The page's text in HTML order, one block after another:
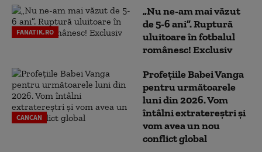
FANATIK.RO
„Nu ne-am mai văzut
de 5-6 ani”. Ruptură
uluitoare în fotbalul
românesc! Exclusiv
CANCAN
Profețiile Babei Vanga
pentru următoarele
luni din 2026. Vom
întâlni extratereștri și
vom avea un nou
conflict global